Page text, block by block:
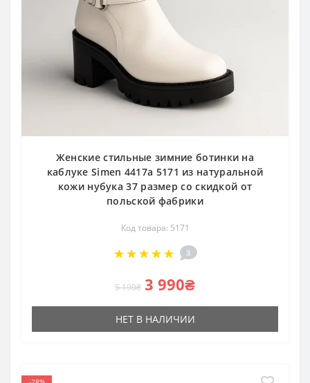
Женские стильные зимние ботинки на
каблуке Simen 4417a 5171 из натуральной
кожи нубука 37 размер со скидкой от
польской фабрики
Код товара: 5171
3
5 190₴ 3 990₴
НЕТ В НАЛИЧИИ